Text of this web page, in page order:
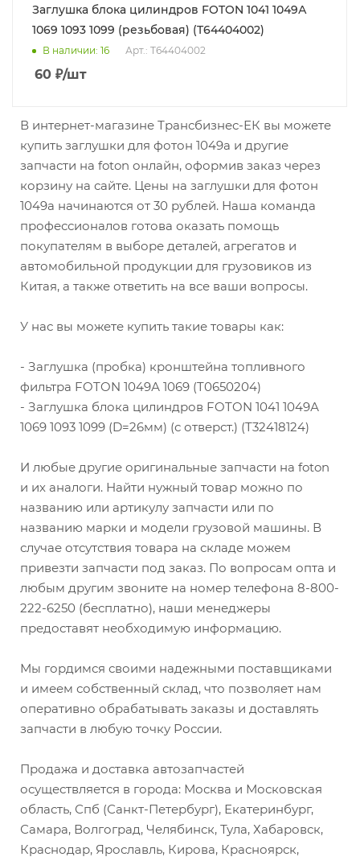
Заглушка блока цилиндров FOTON 1041 1049А
1069 1093 1099 (резьбовая) (T64404002)
В наличии: 16 Арт.: T64404002
60 ₽/шт
В интернет-магазине Трансбизнес-ЕК вы можете
купить заглушки для фотон 1049а и другие
запчасти на foton онлайн, оформив заказ через
корзину на сайте. Цены на заглушки для фотон
1049а начинаются от 30 рублей. Наша команда
профессионалов готова оказать помощь
покупателям в выборе деталей, агрегатов и
автомобильной продукции для грузовиков из
Китая, а также ответить на все ваши вопросы.
У нас вы можете купить такие товары как:
- Заглушка (пробка) кронштейна топливного
фильтра FOTON 1049А 1069 (T0650204)
- Заглушка блока цилиндров FOTON 1041 1049А
1069 1093 1099 (D=26мм) (с отверст.) (T32418124)
И любые другие оригинальные запчасти на foton
и их аналоги. Найти нужный товар можно по
названию или артикулу запчасти или по
названию марки и модели грузовой машины. В
случае отсутствия товара на складе можем
привезти запчасти под заказ. По вопросам опта и
любым другим звоните на номер телефона 8-800-
222-6250 (бесплатно), наши менеджеры
предоставят необходимую информацию.
Мы гордимся своими надежными поставщиками
и имеем собственный склад, что позволяет нам
оперативно обрабатывать заказы и доставлять
запчасти в любую точку России.
Продажа и доставка автозапчастей
осуществляется в города: Москва и Московская
область, Спб (Санкт-Петербург), Екатеринбург,
Самара, Волгоград, Челябинск, Тула, Хабаровск,
Краснодар, Ярославль, Кирова, Красноярск,